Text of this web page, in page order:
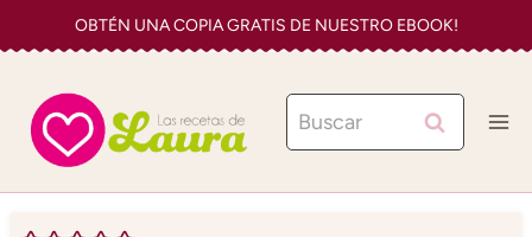
al
contenido
OBTÉN UNA COPIA GRATIS DE NUESTRO EBOOK!
Buscar: